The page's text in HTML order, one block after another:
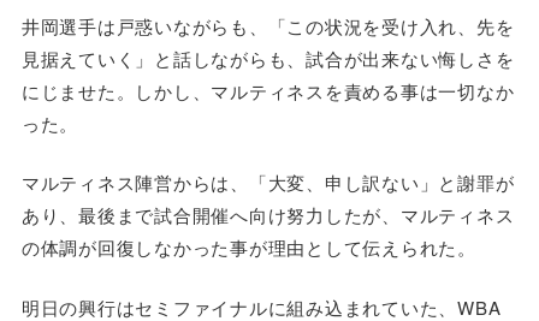
井岡選手は戸惑いながらも、「この状況を受け入れ、先を
見据えていく」と話しながらも、試合が出来ない悔しさを
にじませた。しかし、マルティネスを責める事は一切なか
った。
マルティネス陣営からは、「大変、申し訳ない」と謝罪が
あり、最後まで試合開催へ向け努力したが、マルティネス
の体調が回復しなかった事が理由として伝えられた。
明日の興行はセミファイナルに組み込まれていた、WBA